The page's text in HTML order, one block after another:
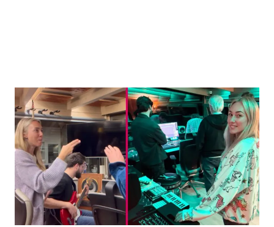
News Musica
News Spettacolo
Benessere
Casa
Cucina e Ricette
Consigli di Cucina